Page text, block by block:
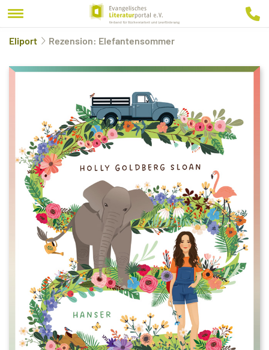
Eliport Rezension: Elefantensommer